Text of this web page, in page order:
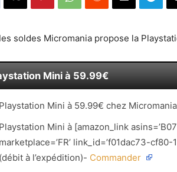
soldes Micromania propose la
Mini à 59.99€
Playstation Mini à 59.99€ chez
Playstation Mini à [amazon_link
marketplace=’FR’ link_id=’f01dac73-
(débit à l’expédition)- Commander